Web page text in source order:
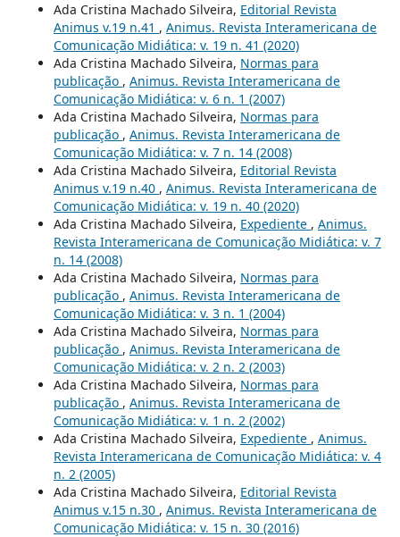
Ada Cristina Machado Silveira, Editorial Revista
Animus v.19 n.41 , Animus. Revista Interamericana de
Comunicação Midiática: v. 19 n. 41 (2020)
Ada Cristina Machado Silveira, Normas para
publicação , Animus. Revista Interamericana de
Comunicação Midiática: v. 6 n. 1 (2007)
Ada Cristina Machado Silveira, Normas para
publicação , Animus. Revista Interamericana de
Comunicação Midiática: v. 7 n. 14 (2008)
Ada Cristina Machado Silveira, Editorial Revista
Animus v.19 n.40 , Animus. Revista Interamericana de
Comunicação Midiática: v. 19 n. 40 (2020)
Ada Cristina Machado Silveira, Expediente , Animus.
Revista Interamericana de Comunicação Midiática: v. 7
n. 14 (2008)
Ada Cristina Machado Silveira, Normas para
publicação , Animus. Revista Interamericana de
Comunicação Midiática: v. 3 n. 1 (2004)
Ada Cristina Machado Silveira, Normas para
publicação , Animus. Revista Interamericana de
Comunicação Midiática: v. 2 n. 2 (2003)
Ada Cristina Machado Silveira, Normas para
publicação , Animus. Revista Interamericana de
Comunicação Midiática: v. 1 n. 2 (2002)
Ada Cristina Machado Silveira, Expediente , Animus.
Revista Interamericana de Comunicação Midiática: v. 4
n. 2 (2005)
Ada Cristina Machado Silveira, Editorial Revista
Animus v.15 n.30 , Animus. Revista Interamericana de
Comunicação Midiática: v. 15 n. 30 (2016)